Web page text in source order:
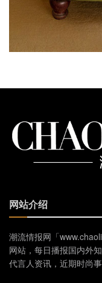
网站介绍
潮流情报网「
网站，每日播报国内外
代言人资讯，近期时尚